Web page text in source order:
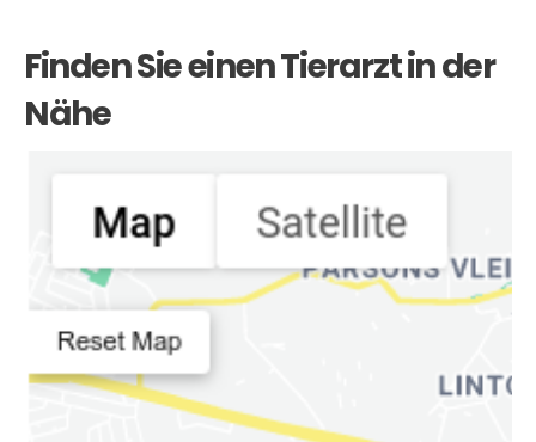
Finden Sie einen Tierarzt in der
Nähe
Tierärzte: DRUCKEN